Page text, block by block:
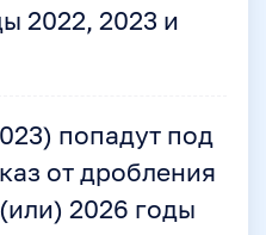
2022, 2023 и
попадут под
от дробления
2026 годы